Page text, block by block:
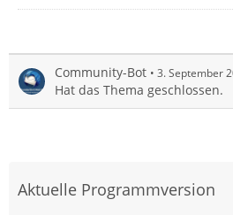
Community-Bot 3. September
Hat das Thema geschlossen.
Aktuelle Programmversion